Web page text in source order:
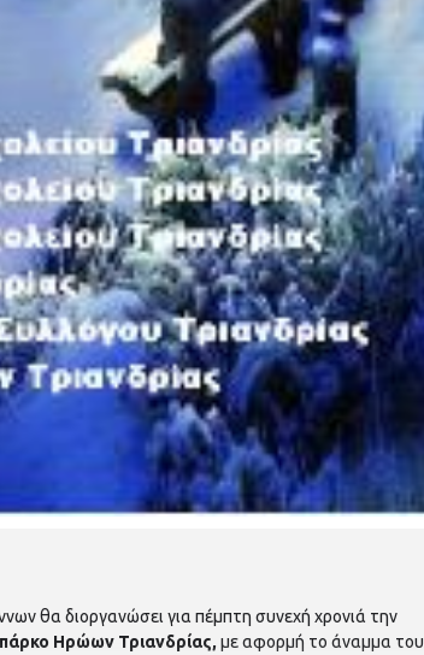
θα διοργανώσει για πέμπτη συνεχή χρονιά την
πάρκο Ηρώων Τριανδρίας, με αφορμή το άναμμα του